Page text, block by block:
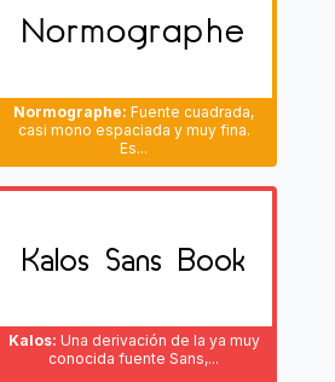
Normographe: Fuente cuadrada,
casi mono espaciada y muy fina.
Es...
Kalos: Una derivación de la ya muy
conocida fuente Sans,...